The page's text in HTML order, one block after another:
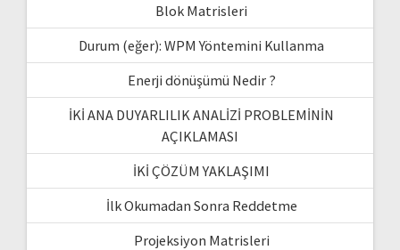
Blok Matrisleri
Durum (eğer): WPM Yöntemini Kullanma
Enerji dönüşümü Nedir ?
İKİ ANA DUYARLILIK ANALİZİ PROBLEMİNİN
AÇIKLAMASI
İKİ ÇÖZÜM YAKLAŞIMI
İlk Okumadan Sonra Reddetme
Projeksiyon Matrisleri